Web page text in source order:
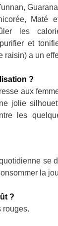
Maté
les
et
raisin) a un
?
aux
jolie
les
se
la
?
rouges.